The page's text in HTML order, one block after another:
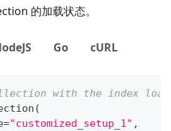
的加载状态。
Go cURL
with the index
(
="customized_setup_1" ,